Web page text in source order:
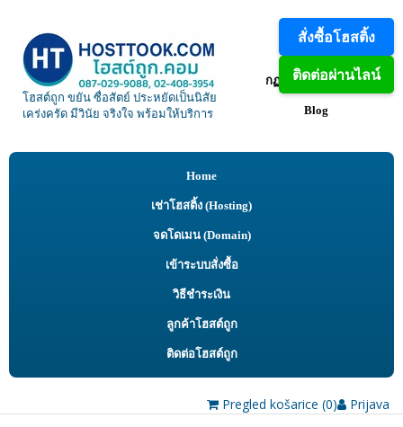
โฮสต์ถูก ขยัน ซื่อสัตย์ ประหยัดเป็นนิสัย
เคร่งครัด มีวินัย จริงใจ พร้อมให้บริการ
กฏการงานใช้โฮสติ้ง
Blog
Home
เช่าโฮสติ้ง (Hosting)
จดโดเมน (Domain)
เข้าระบบสั่งซื้อ
วิธีชำระเงิน
ลูกค้าโฮสต์ถูก
ติดต่อโฮสต์ถูก
Pregled košarice (0) Prijava
สั่งซื้อโฮสติ้ง
ติดต่อผ่านไลน์